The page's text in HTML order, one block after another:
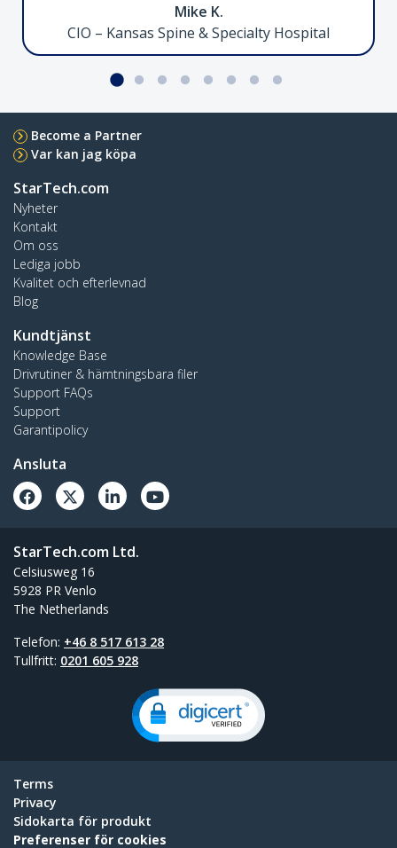
av seriella enheter via IP
Crossbar Dual Monitor Desk Stand, 27in
Skrivbordsstativ för dubbla bildskärmar med
stöd för upp till 27-tums bildskärmar och
höjdjusterbar pelare
4-Port USB-C Hub, 5Gbps, Bus Powered
H5C4A-USB-HUB
Lägg till fyra externa USB 3.0-portar till din
bärbara dator eller Ultrabook™ med en smal
portabel hubb
Mike K.
CIO – Kansas Spine & Specialty Hospital
Become a Partner
Var kan jag köpa
StarTech.com
Nyheter
Kontakt
Om oss
Lediga jobb
Kvalitet och efterlevnad
Blog
Kundtjänst
Knowledge Base
Drivrutiner & hämtningsbara filer
Support FAQs
Support
Garantipolicy
Ansluta
StarTech.com Ltd.
Celsiusweg 16
5928 PR Venlo
The Netherlands
Telefon: +46 8 517 613 28
Tullfritt: 0201 605 928
Terms
Privacy
Sidokarta för produkt
Preferenser för cookies